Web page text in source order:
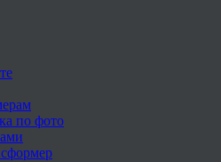
по фото